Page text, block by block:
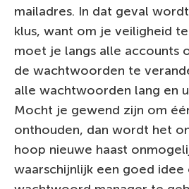
mailadres. In dat geval
klus, want om je veiligheid
moet je langs alle accounts
de wachtwoorden te
alle wachtwoorden lang en
Mocht je gewend zijn om
onthouden, dan wordt het
hoop nieuwe haast
waarschijnlijk een goed idee